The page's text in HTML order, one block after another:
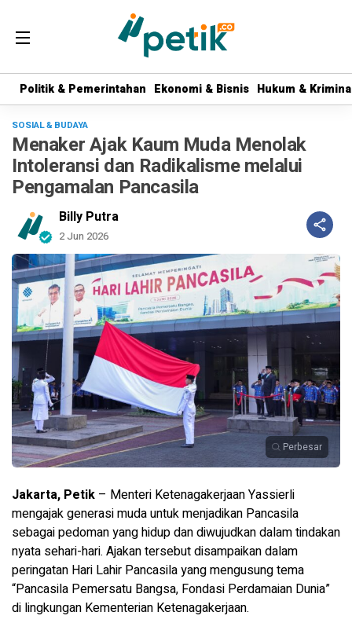
Politik & Pemerintahan Ekonomi & Bisnis Hukum &
Politik & Pemerintahan Ekonomi & Bisnis Hukum &
SOSIAL & BUDAYA
Menaker Ajak Kaum Muda Menolak
Intoleransi dan Radikalisme melalui
Pengamalan Pancasila
Billy Putra
2 Jun 2026
Perbesar
Jakarta, Petik – Menteri Ketenagakerjaan Yassierli
mengajak generasi muda untuk menjadikan Pancasila
sebagai pedoman yang hidup dan diwujudkan dalam tindakan
nyata sehari-hari. Ajakan tersebut disampaikan dalam
peringatan Hari Lahir Pancasila yang mengusung tema
“Pancasila Pemersatu Bangsa, Fondasi Perdamaian Dunia”
di lingkungan Kementerian Ketenagakerjaan.